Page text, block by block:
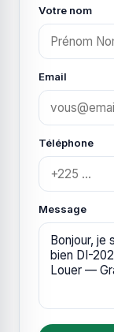
Votre nom
Email
Téléphone
Message